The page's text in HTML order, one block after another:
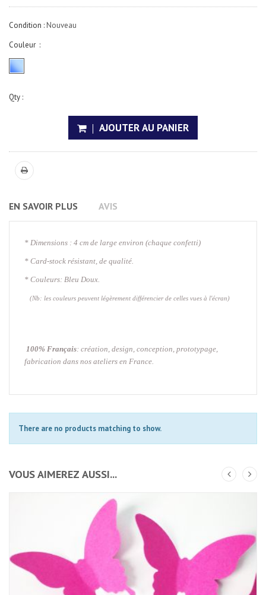
Condition : Nouveau
Couleur :
Qty :
AJOUTER AU PANIER
EN SAVOIR PLUS AVIS
* Dimensions : 4 cm de large environ (chaque confetti)
* Card-stock résistant, de qualité.
* Couleurs: Bleu Doux.
(Nb: les couleurs peuvent légèrement différencier de celles vues à l'écran)
100% Français: création, design, conception, prototypage,
fabrication dans nos ateliers en France.
There are no products matching to show.
VOUS AIMEREZ AUSSI...